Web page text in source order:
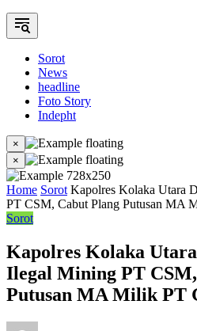
Sorot
News
headline
Foto Story
Indepht
×
×
Home Sorot Kapolres Kolaka Utara
PT CSM, Cabut Plang Putusan MA
Sorot
Kapolres Kolaka
Ilegal Mining PT
Putusan MA Milik PT